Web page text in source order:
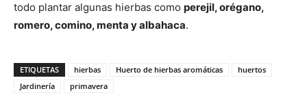
todo plantar algunas hierbas como perejil, orégano,
romero, comino, menta y albahaca.
ETIQUETAS hierbas Huerto de hierbas aromáticas
huertos
Jardinería
primavera